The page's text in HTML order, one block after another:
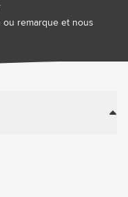
ou remarque et nous